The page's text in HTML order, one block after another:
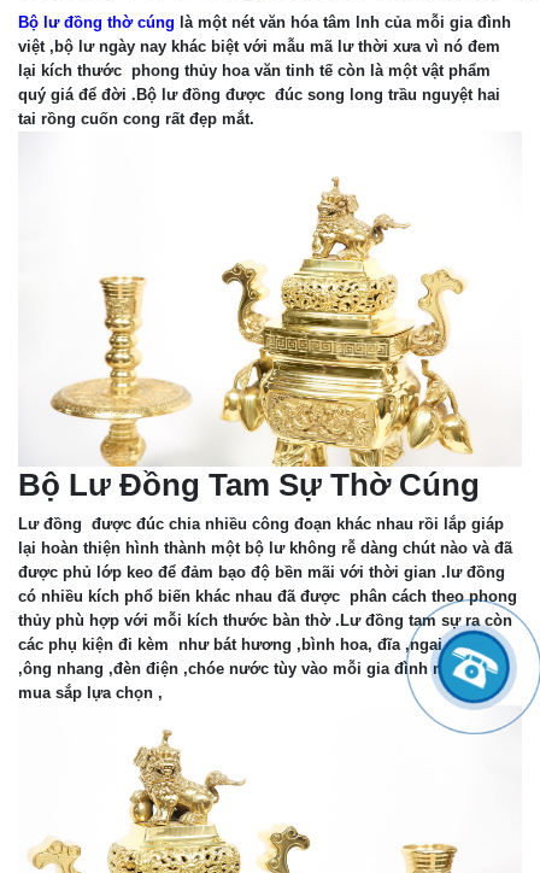
Bộ lư đồng thờ cúng là một nét văn hóa tâm lnh của mỗi gia đình
việt ,bộ lư ngày nay khác biệt với mẫu mã lư thời xưa vì nó đem
lại kích thước phong thủy hoa văn tinh tế còn là một vật phẩm
quý giá để đời .Bộ lư đồng được đúc song long trầu nguyệt hai
tai rồng cuốn cong rất đẹp mắt.
Bộ Lư Đồng Tam Sự Thờ Cúng
Lư đồng được đúc chia nhiều công đoạn khác nhau rồi lắp giáp
lại hoàn thiện hình thành một bộ lư không rễ dàng chút nào và đã
được phủ lớp keo để đảm bạo độ bền mãi với thời gian .lư đồng
có nhiều kích phổ biến khác nhau đã được phân cách theo phong
thủy phù hợp với mỗi kích thước bàn thờ .Lư đồng tam sự ra còn
các phụ kiện đi kèm như bát hương ,bình hoa, đĩa ,ngai nước
,ông nhang ,đèn điện ,chóe nước tùy vào mỗi gia đình nhu cầu
mua sắp lựa chọn ,